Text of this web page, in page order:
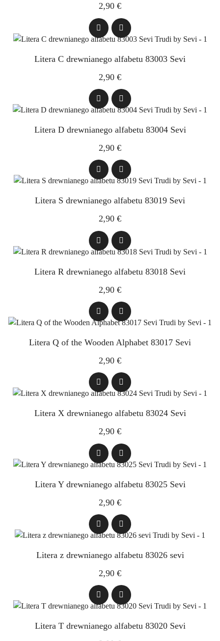
2,90 €
Litera C drewnianego alfabetu 83003 Sevi
2,90 €
Litera D drewnianego alfabetu 83004 Sevi
2,90 €
Litera S drewnianego alfabetu 83019 Sevi
2,90 €
Litera R drewnianego alfabetu 83018 Sevi
2,90 €
Litera Q of the Wooden Alphabet 83017 Sevi
2,90 €
Litera X drewnianego alfabetu 83024 Sevi
2,90 €
Litera Y drewnianego alfabetu 83025 Sevi
2,90 €
Litera z drewnianego alfabetu 83026 sevi
2,90 €
Litera T drewnianego alfabetu 83020 Sevi